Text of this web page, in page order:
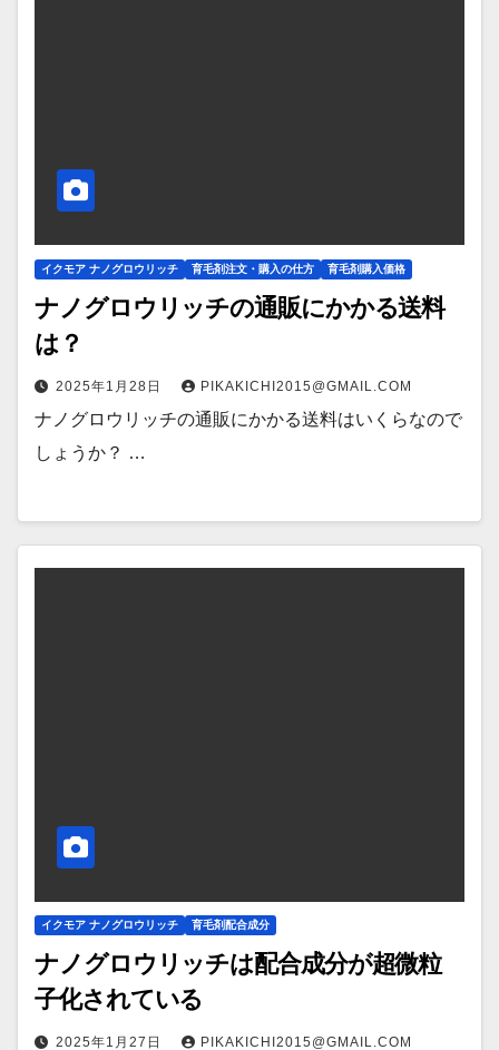
イクモア ナノグロウリッチ 育毛剤注文・購入の仕方 育毛剤購入価格
ナノグロウリッチの通販にかかる送料
は？
2025年1月28日 PIKAKICHI2015@GMAIL.COM
ナノグロウリッチの通販にかかる送料はいくらなので
しょうか？ …
イクモア ナノグロウリッチ 育毛剤配合成分
ナノグロウリッチは配合成分が超微粒
子化されている
2025年1月27日 PIKAKICHI2015@GMAIL.COM